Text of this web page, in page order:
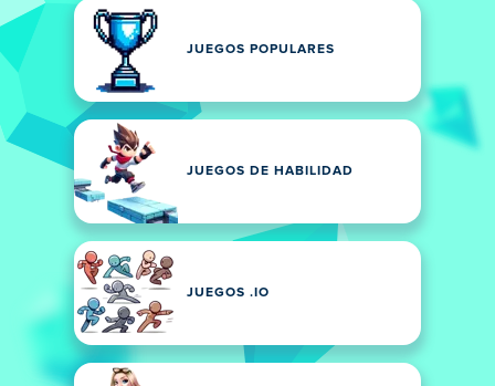
JUEGOS POPULARES
JUEGOS DE HABILIDAD
JUEGOS .IO